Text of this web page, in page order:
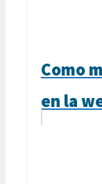
Como
en la